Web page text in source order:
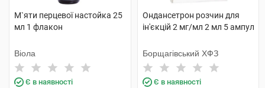
М`яти перцевої настойка 25
мл 1 флакон
Віола
Є в наявності
Ондансетрон розчин для
ін'єкцій 2 мг/мл 2 мл 5 ампул
Борщагівський ХФЗ
Є в наявності